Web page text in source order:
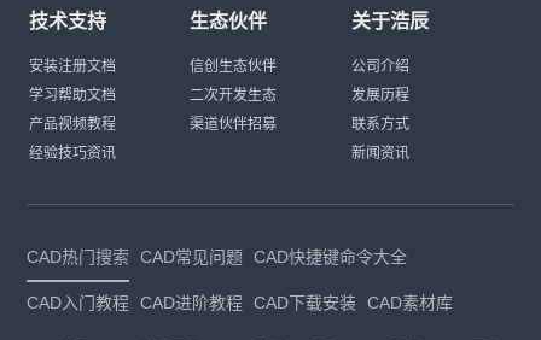
技术支持
安装注册文档
学习帮助文档
产品视频教程
经验技巧资讯
生态伙伴
信创生态伙伴
二次开发生态
渠道伙伴招募
关于浩辰
公司介绍
发展历程
联系方式
新闻资讯
CAD热门搜索 CAD常见问题 CAD快捷键命令大全
CAD入门教程 CAD进阶教程 CAD下载安装 CAD素材库